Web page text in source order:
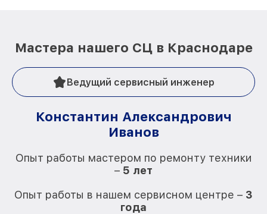
Мастера нашего СЦ в Краснодаре
Ведущий сервисный инженер
Константин Александрович
Иванов
Опыт работы мастером по ремонту техники
– 5 лет
Опыт работы в нашем сервисном центре – 3
года